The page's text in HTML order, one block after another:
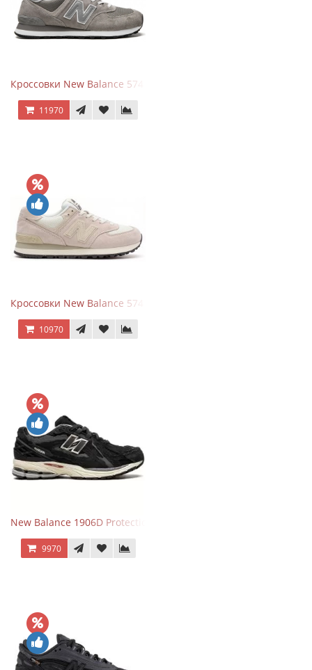
Кроссовки New Balance 574 Grey White Silver
11970
Кроссовки New Balance 574 Light Grey Pink
10970
New Balance 1906D Protection Pack Black черные
9970